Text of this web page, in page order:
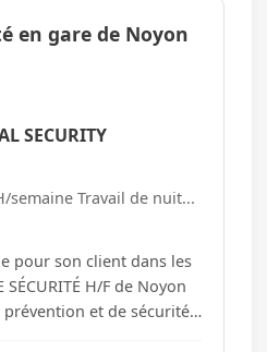
en gare de Noyon
SECURITY
semaine Travail de nuit...
pour son client dans les
H/F de Noyon
et de sécurité,